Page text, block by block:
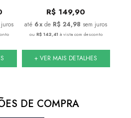
R$ 149,90
6x de R$ 24,98 sem juros
ou R$ 142,41 à vista com desconto
+ VER MAIS DETALHES
DE COMPRA